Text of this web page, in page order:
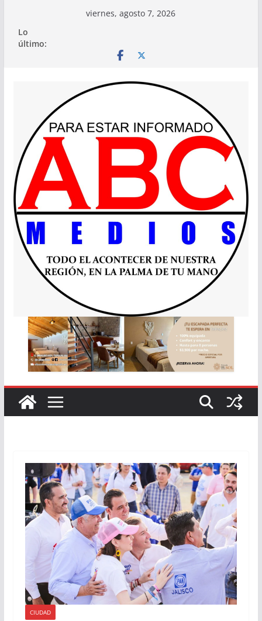
contenido
viernes, agosto 7, 2026
Lo
último:
CIUDAD